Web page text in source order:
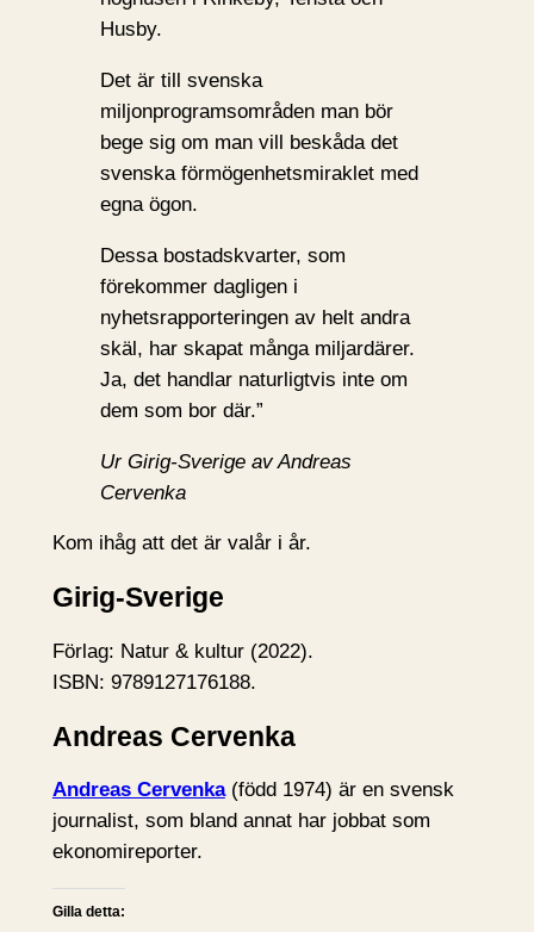
Husby.
Det är till svenska
miljonprogramsområden man bör
bege sig om man vill beskåda det
svenska förmögenhetsmiraklet med
egna ögon.
Dessa bostadskvarter, som
förekommer dagligen i
nyhetsrapporteringen av helt andra
skäl, har skapat många miljardärer.
Ja, det handlar naturligtvis inte om
dem som bor där.”
Ur Girig-Sverige av Andreas
Cervenka
Kom ihåg att det är valår i år.
Girig-Sverige
Förlag: Natur & kultur (2022).
ISBN: 9789127176188.
Andreas Cervenka
Andreas Cervenka(född 1974) är en svensk
journalist, som bland annat har jobbat som
ekonomireporter.
Gilla detta: